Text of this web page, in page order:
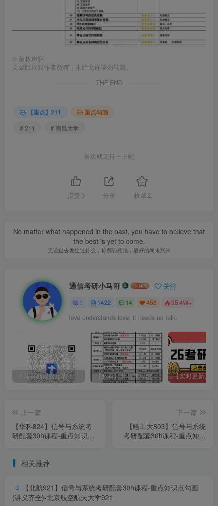
© 版权声明
文章版权归作者所有，未经允许请勿转载。
THE END
【重点】211
重点勾画
# 211
# 南昌大学
喜欢就支持一下吧
点赞 9 分享 收藏 2
No matter what happened in the past, you have to believe that
the best is yet to come.
无论过去发生过什么，你都要相信，最好的尚未到来
通信考研小马哥 关注
1 1422 14 458 95.4W+
love understands love; it needs no talk.
小马哥勘误收集表！感谢您的支持！ 【必看】梦马课程使用方法！
上一篇
【华科824】信号与系统考
研配套30h课程-重点知识点
下一篇
【哈工大803】信号与系统
考研配套30h课程-重点知识
相关推荐
【北航921】信号与系统考研配套30h课程-重点知识点勾画
(讲义齐全)-北京航空航天大学921